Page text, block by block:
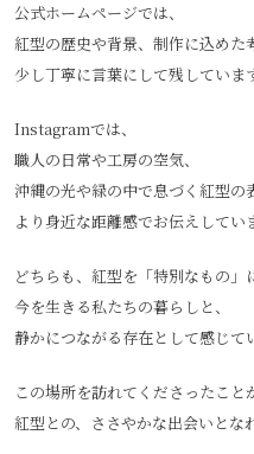
公式ホームページでは、
紅型の歴史や背景、制作に込めた
少し丁寧に言葉にして残しています
Instagramでは、
職人の日常や工房の空気、
沖縄の光や緑の中で息づく紅型の
より身近な距離感でお伝えしてい
どちらも、紅型を「特別なもの」
今を生きる私たちの暮らしと、
静かにつながる存在として感じて
この場所を訪れてくださったこと
紅型との、ささやかな出会いとな